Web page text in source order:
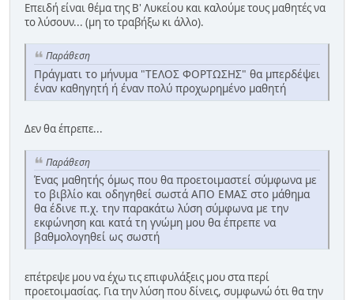
Επειδή είναι θέμα της Β' Λυκείου και καλούμε τους μαθητές να
το λύσουν... (μη το τραβήξω κι άλλο).
Παράθεση
Πράγματι το μήνυμα "ΤΕΛΟΣ ΦΟΡΤΩΣΗΣ" θα μπερδέψει
έναν καθηγητή ή έναν πολύ προχωρημένο μαθητή
Δεν θα έπρεπε...
Παράθεση
Ένας μαθητής όμως που θα προετοιμαστεί σύμφωνα με
το βιβλίο και οδηγηθεί σωστά ΑΠΟ ΕΜΑΣ στο μάθημα
θα έδινε π.χ. την παρακάτω λύση σύμφωνα με την
εκφώνηση και κατά τη γνώμη μου θα έπρεπε να
βαθμολογηθεί ως σωστή
επέτρεψε μου να έχω τις επιφυλάξεις μου στα περί
προετοιμασίας. Για την λύση που δίνεις, συμφωνώ ότι θα την